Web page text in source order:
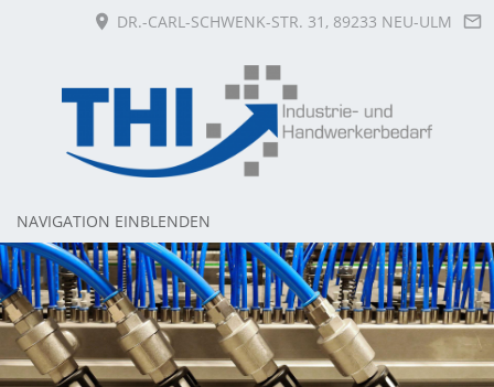
DR.-CARL-SCHWENK-STR. 31, 89233 NEU-ULM
NAVIGATION EINBLENDEN